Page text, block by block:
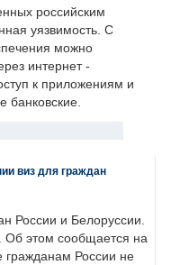
российским
уязвимость. С
можно
интернет -
к приложениям и
банковские.
виз для граждан
России и Белоруссии.
Об этом сообщается на
гражданам России не